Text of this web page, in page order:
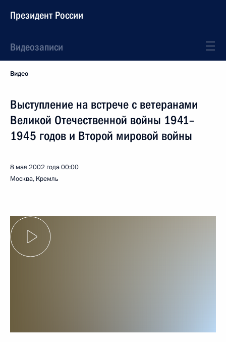
Президент России
Видеозаписи
Видео
Выступление на встрече с ветеранами
Великой Отечественной войны 1941–
1945 годов и Второй мировой войны
8 мая 2002 года00:00
Москва, Кремль